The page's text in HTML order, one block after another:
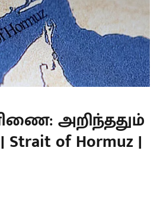
அறிந்ததும்
of Hormuz |